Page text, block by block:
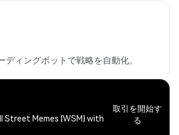
ディングボットで戦略を自動化。
Street Memes (WSM) with
取引を開始す
る